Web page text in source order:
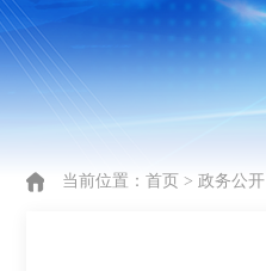
当前位置： 首页 > 政务公开